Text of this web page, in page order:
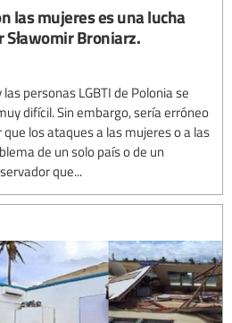
las mujeres es una lucha
Sławomir Broniarz.
personas LGBTI de Polonia se
difícil. Sin embargo, sería erróneo
los ataques a las mujeres o a las
de un solo país o de un
que...